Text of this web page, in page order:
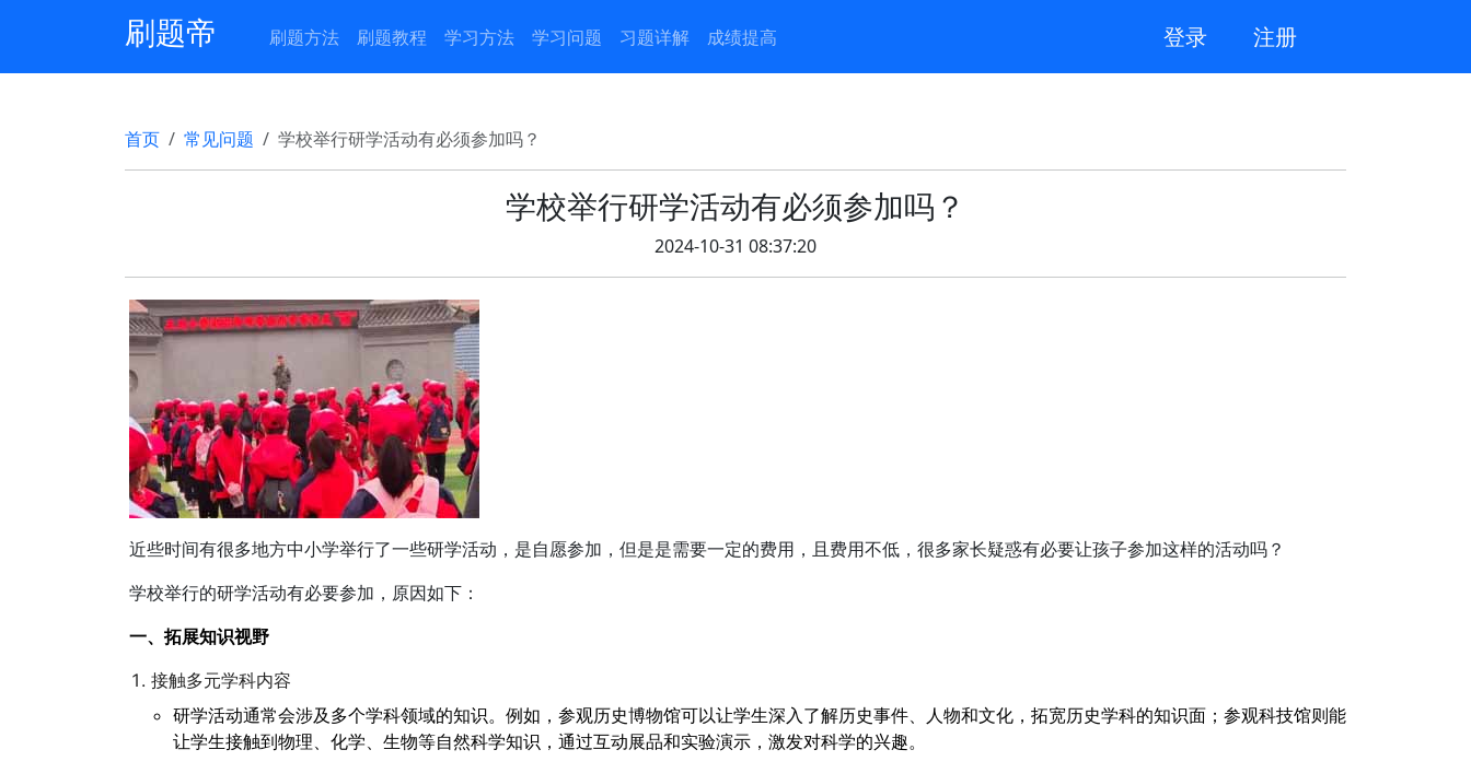
刷题帝 刷题方法 刷题教程 学习方法 学习问题 习题详解 成绩提高 登录 注册
首页 常见问题 学校举行研学活动有必须参加吗？
学校举行研学活动有必须参加吗？
2024-10-31 08:37:20
近些时间有很多地方中小学举行了一些研学活动，是自愿参加，但是是需要一定的费用，且费用不低，很多家长疑惑有必要让孩子参加这样的活动吗？
学校举行的研学活动有必要参加，原因如下：
一、拓展知识视野
接触多元学科内容
研学活动通常会涉及多个学科领域的知识。例如，参观历史博物馆可以让学生深入了解历史事件、人物和文化，拓宽历史学科的知识面；参观科技馆则能
让学生接触到物理、化学、生物等自然科学知识，通过互动展品和实验演示，激发对科学的兴趣。